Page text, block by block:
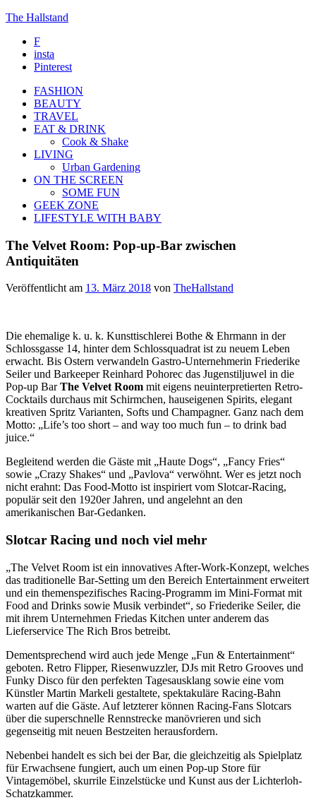
The Hallstand
F
insta
Pinterest
FASHION
BEAUTY
TRAVEL
EAT & DRINK
Cook & Shake
LIVING
Urban Gardening
ON THE SCREEN
SOME FUN
GEEK ZONE
LIFESTYLE WITH BABY
The Velvet Room: Pop-up-Bar zwischen
Antiquitäten
Veröffentlicht am 13. März 2018 von TheHallstand
Die ehemalige k. u. k. Kunsttischlerei Bothe & Ehrmann in der
Schlossgasse 14, hinter dem Schlossquadrat ist zu neuem Leben
erwacht. Bis Ostern verwandeln Gastro-Unternehmerin Friederike
Seiler und Barkeeper Reinhard Pohorec das Jugenstiljuwel in die
Pop-up BarThe Velvet Room mit eigens neuinterpretierten Retro-
Cocktails durchaus mit Schirmchen, hauseigenen Spirits, elegant
kreativen Spritz Varianten, Softs und Champagner. Ganz nach dem
Motto: „Life’s too short – and way too much fun – to drink bad
juice.“
Begleitend werden die Gäste mit „Haute Dogs“, „Fancy Fries“
sowie „Crazy Shakes“ und „Pavlova“ verwöhnt. Wer es jetzt noch
nicht erahnt: Das Food-Motto ist inspiriert vom Slotcar-Racing,
populär seit den 1920er Jahren, und angelehnt an den
amerikanischen Bar-Gedanken.
Slotcar Racing und noch viel mehr
„The Velvet Room ist ein innovatives After-Work-Konzept, welches
das traditionelle Bar-Setting um den Bereich Entertainment erweitert
und ein themenspezifisches Racing-Programm im Mini-Format mit
Food and Drinks sowie Musik verbindet“, so Friederike Seiler, die
mit ihrem Unternehmen Friedas Kitchen unter anderem das
Lieferservice The Rich Bros betreibt.
Dementsprechend wird auch jede Menge „Fun & Entertainment“
geboten. Retro Flipper, Riesenwuzzler, DJs mit Retro Grooves und
Funky Disco für den perfekten Tagesausklang sowie eine vom
Künstler Martin Markeli gestaltete, spektakuläre Racing-Bahn
warten auf die Gäste. Auf letzterer können Racing-Fans Slotcars
über die superschnelle Rennstrecke manövrieren und sich
gegenseitig mit neuen Bestzeiten herausfordern.
Nebenbei handelt es sich bei der Bar, die gleichzeitig als Spielplatz
für Erwachsene fungiert, auch um einen Pop-up Store für
Vintagemöbel, skurrile Einzelstücke und Kunst aus derLichterloh-
Schatzkammer.